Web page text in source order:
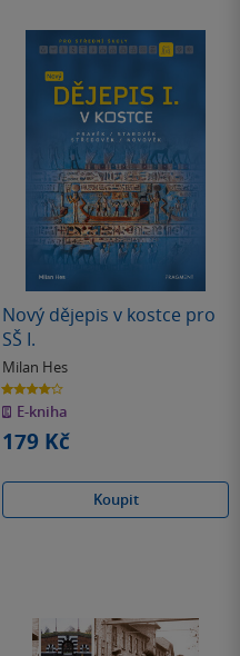
Nový dějepis v kostce pro
SŠ I.
Milan Hes
4.0
z
5
hvězdiček
E-kniha
179 Kč
Koupit